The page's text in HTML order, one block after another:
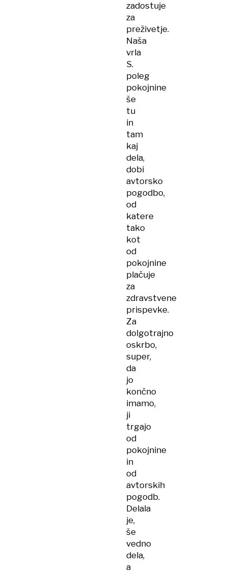
zadostuje
za
preživetje.
Naša
vrla
S.
poleg
pokojnine
še
tu
in
tam
kaj
dela,
dobi
avtorsko
pogodbo,
od
katere
tako
kot
od
pokojnine
plačuje
za
zdravstvene
prispevke.
Za
dolgotrajno
oskrbo,
super,
da
jo
končno
imamo,
ji
trgajo
od
pokojnine
in
od
avtorskih
pogodb.
Delala
je,
še
vedno
dela,
a